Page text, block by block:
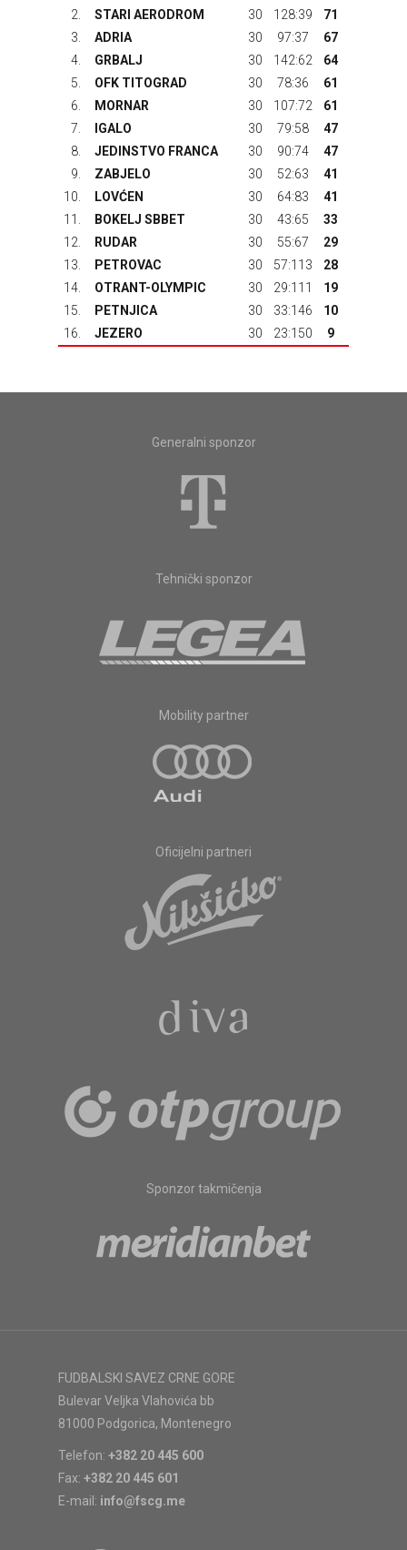
2.
STARI AERODROM 30 128:39
71
3.
ADRIA 30 97:37
67
4.
GRBALJ 30 142:62
64
5.
OFK TITOGRAD 30 78:36
61
6.
MORNAR 30 107:72
61
7.
IGALO 30 79:58
47
8.
JEDINSTVO FRANCA 30 90:74
47
9.
ZABJELO 30 52:63
41
10.
LOVĆEN 30 64:83
41
11.
BOKELJ SBBET 30 43:65
33
12.
RUDAR 30 55:67
29
13.
PETROVAC 30 57:113
28
14.
OTRANT-OLYMPIC 30 29:111
19
15.
PETNJICA 30 33:146
10
16.
JEZERO 30 23:150 9
Generalni sponzor
Tehnički sponzor
Mobility partner
Oficijelni partneri
Sponzor takmičenja
FUDBALSKI SAVEZ CRNE GORE
Bulevar Veljka Vlahovića bb
81000 Podgorica, Montenegro
Telefon: +382 20 445 600
Fax: +382 20 445 601
E-mail: info@fscg.me